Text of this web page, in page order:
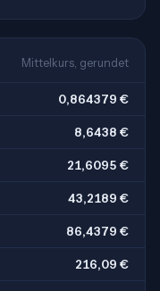
Mittelkurs, gerundet
0,864379 €
8,6438 €
21,6095 €
43,2189 €
86,4379 €
216,09 €